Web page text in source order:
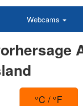
Webcams
°C / °F